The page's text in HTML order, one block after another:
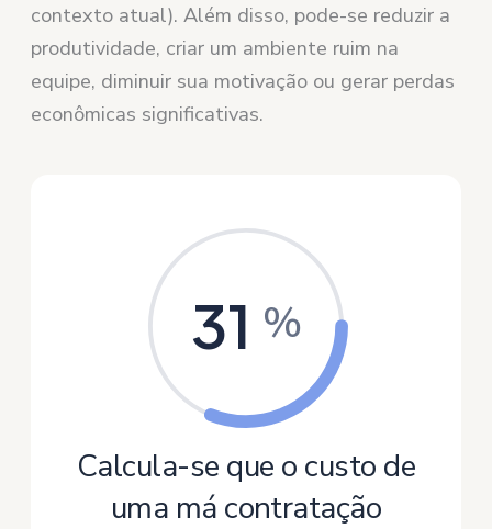
contexto atual). Além disso, pode-se reduzir a
produtividade, criar um ambiente ruim na
equipe, diminuir sua motivação ou gerar perdas
econômicas significativas.
31 %
Calcula-se que o custo de
uma má contratação